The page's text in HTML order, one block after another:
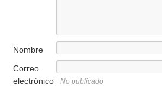
Nombre
Correo
electrónico
No publicado